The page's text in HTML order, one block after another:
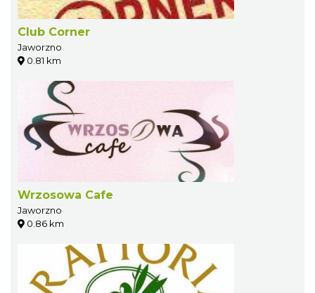
Club Corner
Jaworzno
0.81 km
Wrzosowa Cafe
Jaworzno
0.86 km